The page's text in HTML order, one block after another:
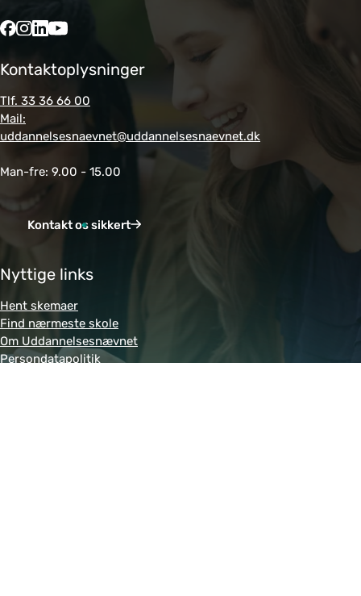
Kontaktoplysninger
Tlf. 33 36 66 00
Mail:
uddannelsesnaevnet@uddannelsesnaevnet.dk
Man-fre: 9.00 - 15.00
Kontakt os sikkert
Nyttige links
Hent skemaer
Find nærmeste skole
Om Uddannelsesnævnet
Persondatapolitik